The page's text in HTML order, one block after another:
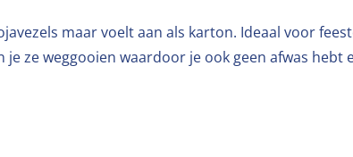
maar voelt aan als karton. Ideaal voor
ze weggooien waardoor je ook geen afwas hebt